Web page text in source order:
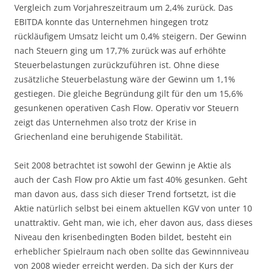
Vergleich zum Vorjahreszeitraum um 2,4% zurück. Das
EBITDA konnte das Unternehmen hingegen trotz
rückläufigem Umsatz leicht um 0,4% steigern. Der Gewinn
nach Steuern ging um 17,7% zurück was auf erhöhte
Steuerbelastungen zurückzuführen ist. Ohne diese
zusätzliche Steuerbelastung wäre der Gewinn um 1,1%
gestiegen. Die gleiche Begründung gilt für den um 15,6%
gesunkenen operativen Cash Flow. Operativ vor Steuern
zeigt das Unternehmen also trotz der Krise in
Griechenland eine beruhigende Stabilität.
Seit 2008 betrachtet ist sowohl der Gewinn je Aktie als
auch der Cash Flow pro Aktie um fast 40% gesunken. Geht
man davon aus, dass sich dieser Trend fortsetzt, ist die
Aktie natürlich selbst bei einem aktuellen KGV von unter 10
unattraktiv. Geht man, wie ich, eher davon aus, dass dieses
Niveau den krisenbedingten Boden bildet, besteht ein
erheblicher Spielraum nach oben sollte das Gewinnniveau
von 2008 wieder erreicht werden. Da sich der Kurs der